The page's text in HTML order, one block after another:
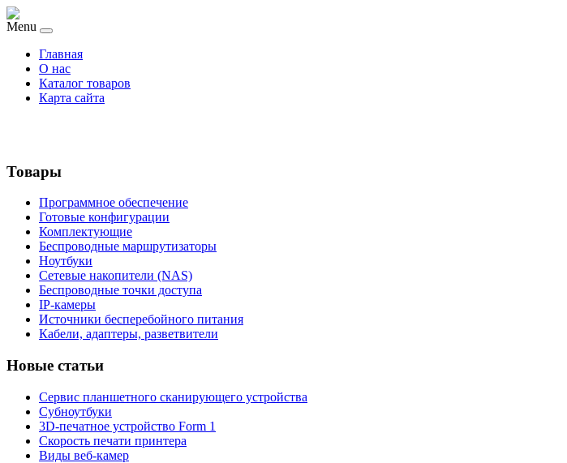
Menu
Главная
О нас
Каталог товаров
Карта сайта
Товары
Программное обеспечение
Готовые конфигурации
Комплектующие
Беспроводные маршрутизаторы
Ноутбуки
Сетевые накопители (NAS)
Беспроводные точки доступа
IP-камеры
Источники бесперебойного питания
Кабели, адаптеры, разветвители
Новые статьи
Сервис планшетного сканирующего устройства
Субноутбуки
3D-печатное устройство Form 1
Скорость печати принтера
Виды веб-камер